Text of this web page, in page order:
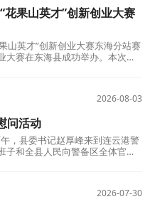
果山英才”创新创业大赛
山英才”创新创业大赛东海分站赛
大赛在东海县成功举办。本次大
2026-08-03
问活动
，县委书记赵厚峰来到连云港警
子和全县人民向警备区全体官兵
2026-07-30